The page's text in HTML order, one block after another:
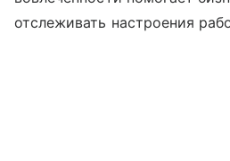
отслеживать настроения